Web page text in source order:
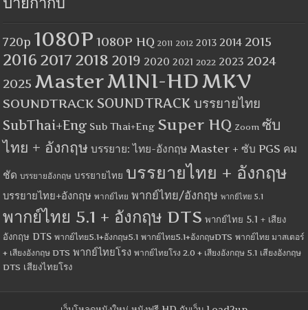
ป้ายกำกับ
720p 1080P 1080P HQ 2011 2012 2013 2014 2015
2016 2017 2018 2019 2020 2021 2022 2023 2024
2025 MasterMINI-HDMKV
SOUNDTRACK SOUNDTRACK บรรยายไทย
SubThai+Eng Sub Thai+Eng Super HQ Zoom ซับ
ไทย + อังกฤษ บรรยาย: ไทย-อังกฤษ Master + ซับ PGS คม
ชัด บรรยายอังกฤษ บรรยายไทย บรรยายไทย + อังกฤษ
บรรยายไทย+อังกฤษ พากย์ไทย พากย์ไทย/อังกฤษ พากย์ไทย 5.1
พากย์ไทย 5.1 + อังกฤษ DTS พากย์ไทย 5.1 + เสียง
อังกฤษ DTS พากย์ไทย5.1+อังกฤษ5.1 พากย์ไทย5.1+อังกฤษDTS พากย์ไทย มาสเตอร์
+ เสียงอังกฤษ DTS พากย์ไทยโรง พากย์ไทยโรง 2.0 + เสียงอังกฤษ 5.1 เสียงอังกฤษ
DTS เสียงไทยโรง